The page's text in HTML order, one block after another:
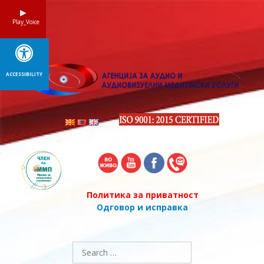
Политика за приватност
Одговор и исправка
Search
for:
Play_Voice
ACCESSIBILITY